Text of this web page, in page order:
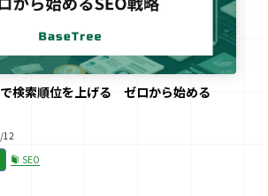
検索順位を上げる ゼロから始める
12
SEO